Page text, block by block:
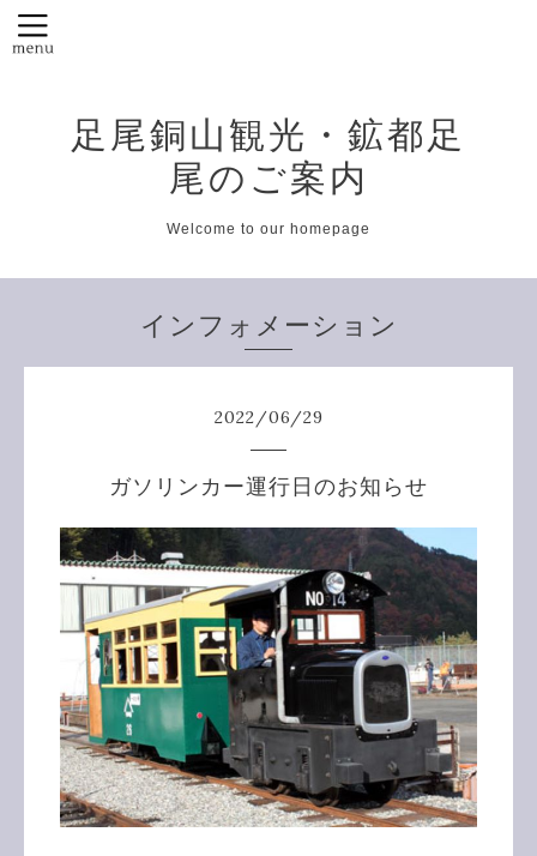
足尾銅山観光・鉱都足
尾のご案内
Welcome to our homepage
インフォメーション
2022/06/29
ガソリンカー運行日のお知らせ